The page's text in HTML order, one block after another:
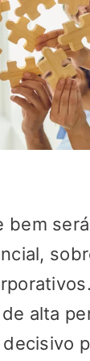
bem
de alta